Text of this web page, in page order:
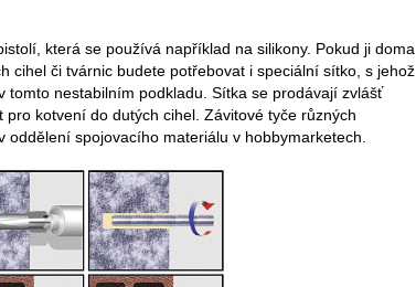
která se používá například na silikony. Pokud ji doma
cihel či tvárnic budete potřebovat i speciální sítko, s jehož
tomto nestabilním podkladu. Sítka se prodávají zvlášť
kotvení do dutých cihel. Závitové tyče různých
spojovacího materiálu v hobbymarketech.